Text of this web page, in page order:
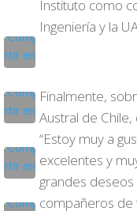
Instituto como
Ingeniería y la
Finalmente,
Austral de
“Estoy muy a
excelentes y
grandes
compañeros de